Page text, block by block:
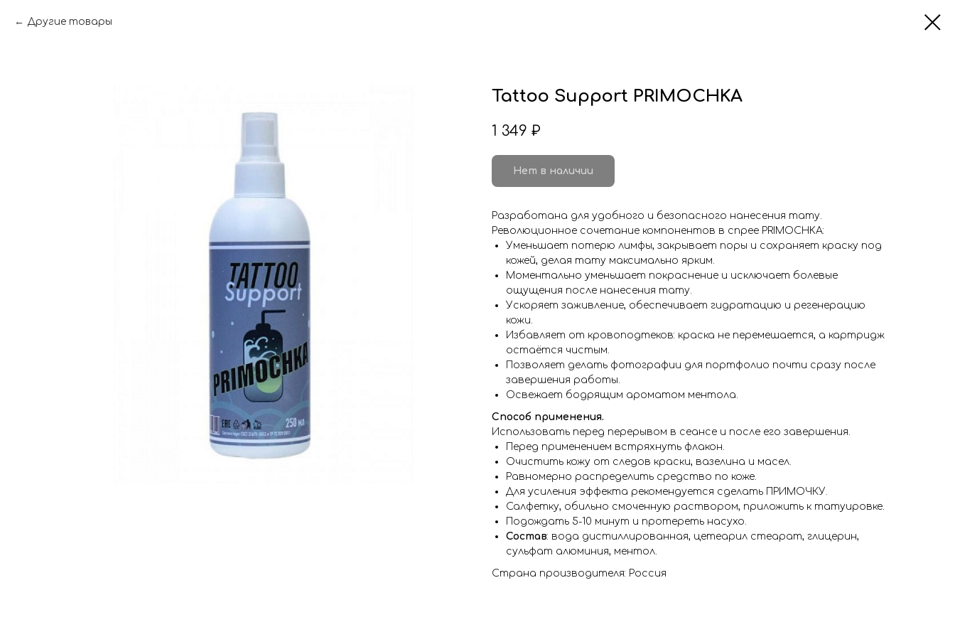
Другие товары
Tattoo Support PRIMOCHKA
1 349 ₽
Нет в наличии
Разработана для удобного и безопасного нанесения тату.
Революционное сочетание компонентов в спрее PRIMOCHKA:
Уменьшает потерю лимфы, закрывает поры и сохраняет краску под
кожей, делая тату максимально ярким.
Моментально уменьшает покраснение и исключает болевые
ощущения после нанесения тату.
Ускоряет заживление, обеспечивает гидратацию и регенерацию
кожи.
Избавляет от кровоподтеков: краска не перемешается, а картридж
остаётся чистым.
Позволяет делать фотографии для портфолио почти сразу после
завершения работы.
Освежает бодрящим ароматом ментола.
Способ применения.
Использовать перед перерывом в сеансе и после его завершения.
Перед применением встряхнуть флакон.
Очистить кожу от следов краски, вазелина и масел.
Равномерно распределить средство по коже.
Для усиления эффекта рекомендуется сделать ПРИМОЧКУ.
Салфетку, обильно смоченную раствором, приложить к татуировке.
Подождать 5-10 минут и протереть насухо.
Состав: вода дистиллированная, цетеарил стеарат, глицерин,
сульфат алюминия, ментол.
Страна производителя: Россия